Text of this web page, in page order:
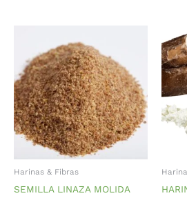
Harinas & Fibras
SEMILLA LINAZA MOLIDA